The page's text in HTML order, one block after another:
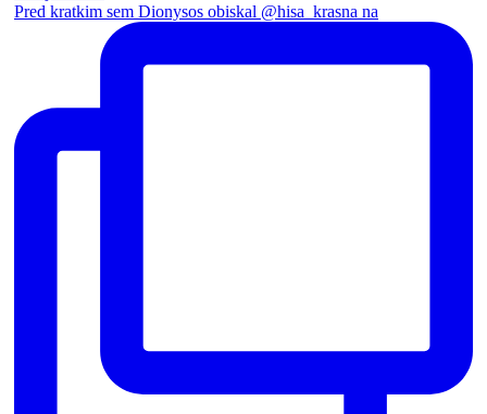
Pred kratkim sem Dionysos obiskal @hisa_krasna na